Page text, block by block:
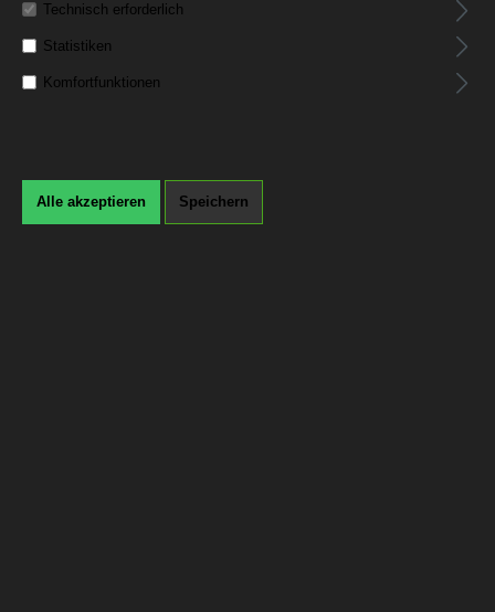
Technisch erforderlich
Statistiken
Komfortfunktionen
Alle akzeptieren Speichern